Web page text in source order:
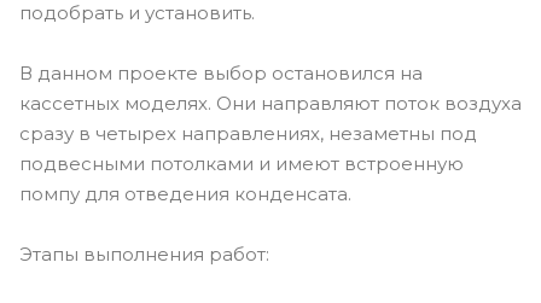
подобрать и установить.
В данном проекте выбор остановился на
кассетных моделях. Они направляют поток воздуха
сразу в четырех направлениях, незаметны под
подвесными потолками и имеют встроенную
помпу для отведения конденсата.
Этапы выполнения работ: